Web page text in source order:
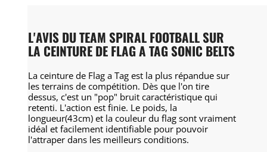
L'AVIS DU TEAM SPIRAL FOOTBALL SUR
LA CEINTURE DE FLAG A TAG SONIC BELTS
La ceinture de Flag a Tag est la plus répandue sur
les terrains de compétition. Dès que l'on tire
dessus, c'est un "pop" bruit caractéristique qui
retenti. L'action est finie. Le poids, la
longueur(43cm) et la couleur du flag sont vraiment
idéal et facilement identifiable pour pouvoir
l'attraper dans les meilleurs conditions.